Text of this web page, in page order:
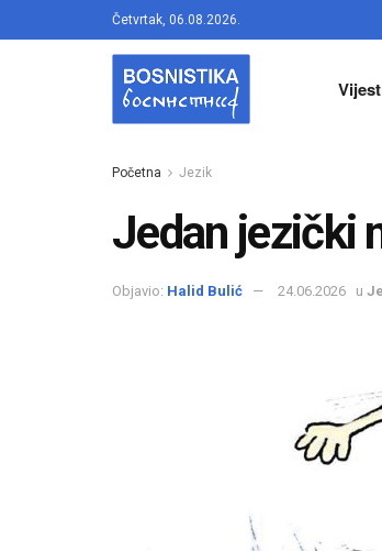
Četvrtak, 06.08.2026.
Početna Jezik
Jedan jezički
Objavio: Halid Bulić 24.06.2026 u